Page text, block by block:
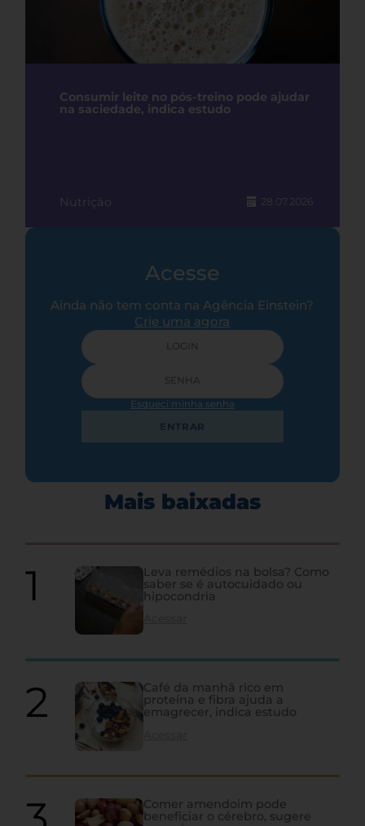
Consumir leite no pós-treino pode ajudar
na saciedade, indica estudo
Nutrição 28.07.2026
Acesse
Ainda não tem conta na Agência Einstein?
Crie uma agora
Esqueci minha senha
ENTRAR
Mais baixadas
Leva remédios na bolsa? Como
saber se é autocuidado ou
hipocondria
Café da manhã rico em
proteína e fibra ajuda a
emagrecer, indica estudo
Comer amendoim pode
beneficiar o cérebro, sugere